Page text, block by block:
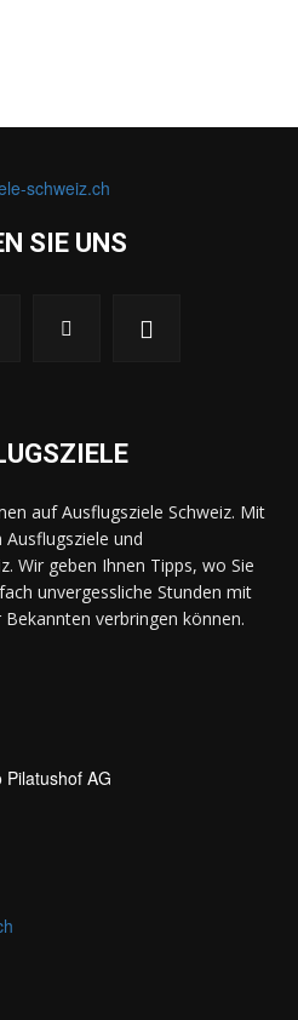
SIE UNS
auf Ausflugsziele Schweiz. Mit
und
Wir geben Ihnen Tipps, wo Sie
unvergessliche Stunden mit
verbringen können.
Pilatushof AG